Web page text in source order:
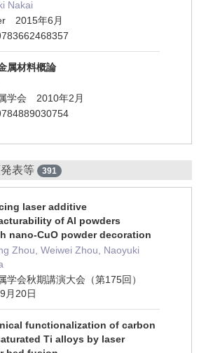
Nakai
2015年6月
属材料概論
学会 2010年2月
表等 391
laser additive
of Al powders
nano-CuO powder decoration
Zhou, Weiwei Zhou, Naoyuki
学会秋期講演大会（第175回）
月20日
functionalization of carbon
Ti alloys by laser